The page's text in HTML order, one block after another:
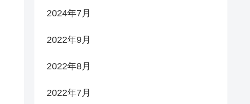
2024年7月
2022年9月
2022年8月
2022年7月